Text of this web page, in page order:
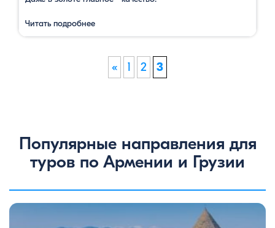
Читать подробнее
« 1 2 3
Популярные направления для
туров по Армении и Грузии